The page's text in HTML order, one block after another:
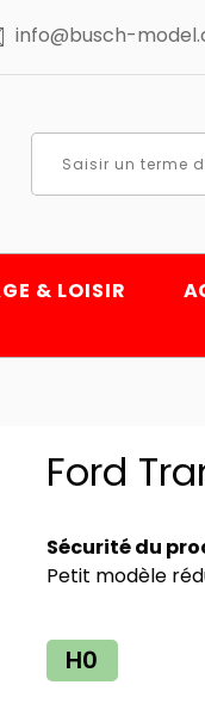
info@busch-
& LOISIR
Ford
Sécurité du
Petit modèle
H0